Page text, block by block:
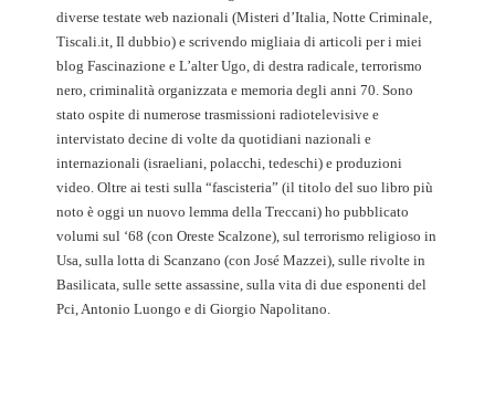
diverse testate web nazionali (Misteri d’Italia, Notte Criminale,
Tiscali.it, Il dubbio) e scrivendo migliaia di articoli per i miei
blog Fascinazione e L’alter Ugo, di destra radicale, terrorismo
nero, criminalità organizzata e memoria degli anni 70. Sono
stato ospite di numerose trasmissioni radiotelevisive e
intervistato decine di volte da quotidiani nazionali e
internazionali (israeliani, polacchi, tedeschi) e produzioni
video. Oltre ai testi sulla “fascisteria” (il titolo del suo libro più
noto è oggi un nuovo lemma della Treccani) ho pubblicato
volumi sul ‘68 (con Oreste Scalzone), sul terrorismo religioso in
Usa, sulla lotta di Scanzano (con José Mazzei), sulle rivolte in
Basilicata, sulle sette assassine, sulla vita di due esponenti del
Pci, Antonio Luongo e di Giorgio Napolitano.